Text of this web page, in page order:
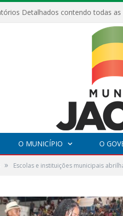
O MUNICÍPIO O
» Escolas e instituições municipais